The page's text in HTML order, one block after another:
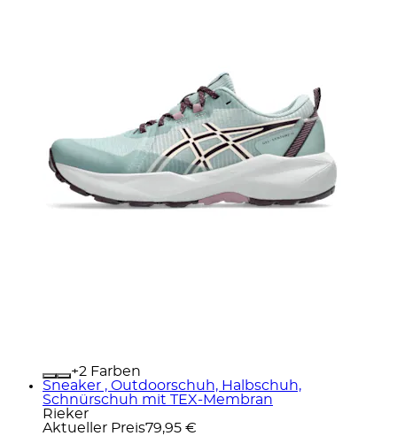
+
Farben
Sneaker , Outdoorschuh, Halbschuh,
Schnürschuh mit TEX-Membran
Rieker
Aktueller Preis79,95 €